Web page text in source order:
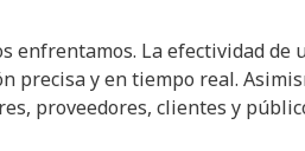
enfrentamos. La efectividad de
precisa y en tiempo real.
proveedores, clientes y